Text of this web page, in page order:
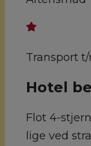
Transport
Hotel
Flot 4-
lige ved